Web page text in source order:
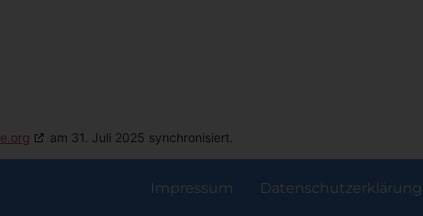
am 31. Juli 2025 synchronisiert.
Impressum Datenschutzerklärung